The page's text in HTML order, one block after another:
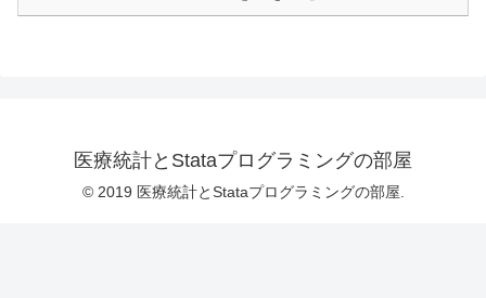
医療統計とStataプログラミングの部屋
© 2019 医療統計とStataプログラミングの部屋.